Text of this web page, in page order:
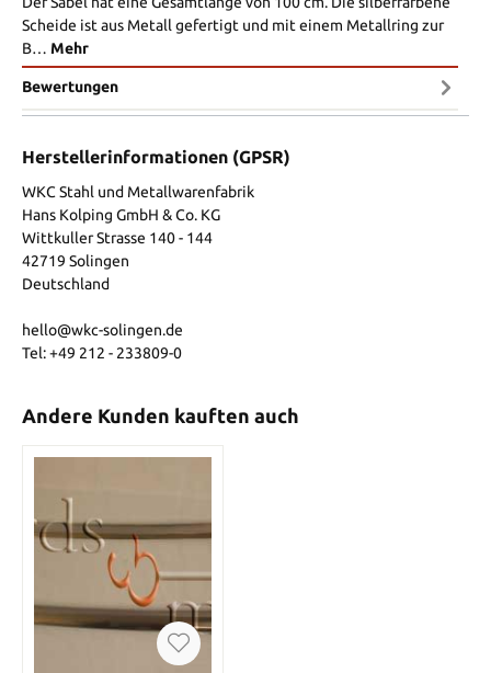
Scheide ist aus Metall gefertigt und mit einem Metallring zur
B… Mehr
Bewertungen
Herstellerinformationen (GPSR)
WKC Stahl und Metallwarenfabrik
Hans Kolping GmbH & Co. KG
Wittkuller Strasse 140 - 144
42719 Solingen
Deutschland
hello@wkc-solingen.de
Tel: +49 212 - 233809-0
Andere Kunden kauften auch